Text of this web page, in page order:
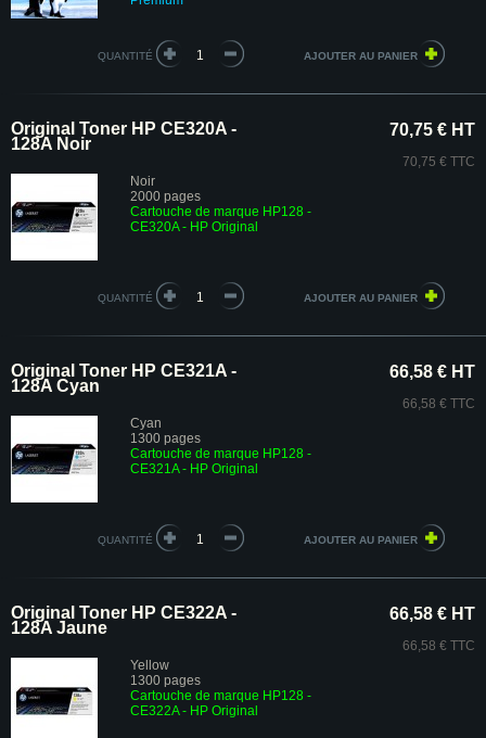
QUANTITÉ
Original Toner HP CE320A -
128A Noir
Noir
2000 pages
Cartouche de marque HP128 -
CE320A - HP Original
70,75 € HT
70,75 € TTC
QUANTITÉ
Original Toner HP CE321A -
128A Cyan
Cyan
1300 pages
Cartouche de marque HP128 -
CE321A - HP Original
66,58 € HT
66,58 € TTC
QUANTITÉ
Original Toner HP CE322A -
128A Jaune
Yellow
1300 pages
Cartouche de marque HP128 -
CE322A - HP Original
66,58 € HT
66,58 € TTC